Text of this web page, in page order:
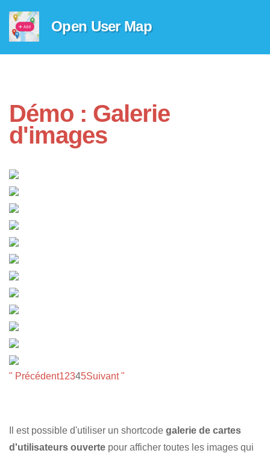
Open User Map
Démo : Galerie
d'images
" Précédent12345Suivant "
Il est possible d'utiliser un shortcode galerie de cartes
d'utilisateurs ouverte pour afficher toutes les images qui